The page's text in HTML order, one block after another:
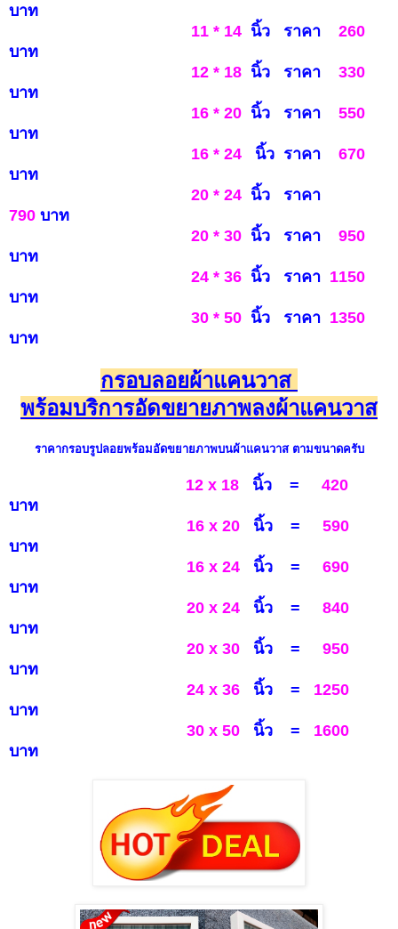
บาท
11 * 14 นิ้ว ราคา
260
บาท
12 * 18 นิ้ว ราคา 330
บาท
16 * 20 นิ้ว ราคา 550
บาท
16 * 24 นิ้ว ราคา 670
บาท
20 * 24 นิ้ว ราคา
790 บาท
20 * 30 นิ้ว ราคา 950
บาท
24 * 36 นิ้ว ราคา 1150
บาท
30 * 50 นิ้ว ราคา 1350
บาท
กรอบลอยผ้าแคนวาส
พร้อมบริการอัดขยายภาพลงผ้าแคนวาส
ราคากรอบรูปลอยพร้อมอัดขยายภาพบนผ้าแคนวาส ตามขนาดครับ
12 x 18 นิ้ว =
420
บาท
16 x 20
นิ้ว = 590
บาท
16 x 24 นิ้ว = 690
บาท
20 x 24 นิ้ว = 840
บาท
20 x 30 นิ้ว =
950
บาท
24 x 36 นิ้ว = 1250
บาท
30 x 50 นิ้ว = 1600
บาท